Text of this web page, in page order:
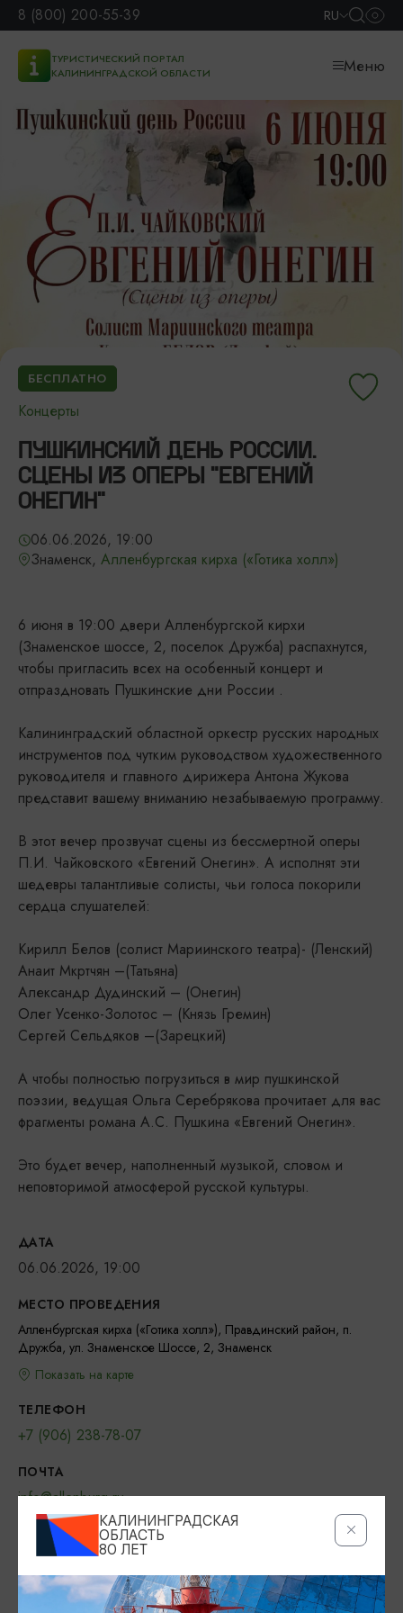
8 (800) 200-55-39 RU
ТУРИСТИЧЕСКИЙ ПОРТАЛ
КАЛИНИНГРАДСКОЙ ОБЛАСТИ
Меню
БЕСПЛАТНО
Концерты
ПУШКИНСКИЙ ДЕНЬ РОССИИ.
СЦЕНЫ ИЗ ОПЕРЫ "ЕВГЕНИЙ
ОНЕГИН"
06.06.2026, 19:00
Знаменск, Алленбургская кирха («Готика холл»)
6 июня в 19:00 двери Алленбургской кирхи
(Знаменское шоссе, 2, поселок Дружба) распахнутся,
чтобы пригласить всех на особенный концерт и
отпраздновать Пушкинские дни России .
Калининградский областной оркестр русских народных
инструментов под чутким руководством художественного
руководителя и главного дирижера Антона Жукова
представит вашему вниманию незабываемую программу.
В этот вечер прозвучат сцены из бессмертной оперы
П.И. Чайковского «Евгений Онегин». А исполнят эти
шедевры талантливые солисты, чьи голоса покорили
сердца слушателей:
Кирилл Белов (солист Мариинского театра)- (Ленский)
Анаит Мкртчян –(Татьяна)
Александр Дудинский – (Онегин)
Олег Усенко-Золотос – (Князь Гремин)
Сергей Сельдяков –(Зарецкий)
А чтобы полностью погрузиться в мир пушкинской
поэзии, ведущая Ольга Серебрякова прочитает для вас
фрагменты романа А.С. Пушкина «Евгений Онегин».
Это будет вечер, наполненный музыкой, словом и
неповторимой атмосферой русской культуры.
ДАТА
06.06.2026, 19:00
МЕСТО ПРОВЕДЕНИЯ
Алленбургская кирха («Готика холл»), Правдинский район, п.
Дружба, ул. Знаменское Шоссе, 2, Знаменск
Показать на карте
ТЕЛЕФОН
+7 (906) 238-78-07
ПОЧТА
info@allenburg.ru
ВОЗРАСТНЫЕ ОГРАНИЧЕНИЯ
12+
ОФИЦИАЛЬНЫЙ САЙТ
КАЛИНИНГРАДСКАЯ
ОБЛАСТЬ
80 ЛЕТ